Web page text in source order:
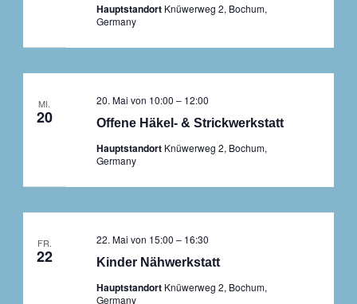
Hauptstandort Knüwerweg 2, Bochum,
Germany
MI.
20 Offene Häkel- & Strickwerkstatt
20. Mai von 10:00 – 12:00
Hauptstandort Knüwerweg 2, Bochum,
Germany
FR.
22 Kinder Nähwerkstatt
22. Mai von 15:00 – 16:30
Hauptstandort Knüwerweg 2, Bochum,
Germany